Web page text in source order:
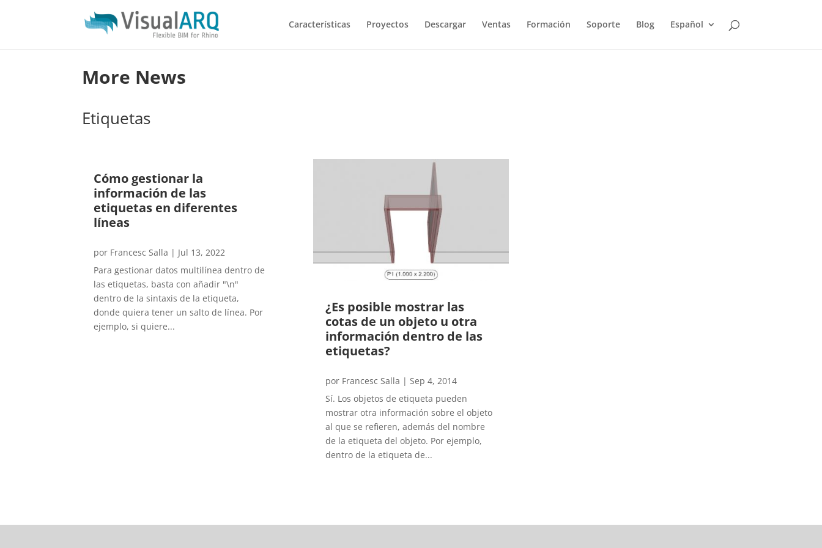
Características Proyectos Descargar Ventas Formación Soporte Blog Español
More News
Etiquetas
Cómo gestionar la
información de las
etiquetas en diferentes
líneas
por Francesc Salla | Jul 13, 2022
Para gestionar datos multilínea dentro de
las etiquetas, basta con añadir "\n"
dentro de la sintaxis de la etiqueta,
donde quiera tener un salto de línea. Por
ejemplo, si quiere...
¿Es posible mostrar las
cotas de un objeto u otra
información dentro de las
etiquetas?
por Francesc Salla | Sep 4, 2014
Sí. Los objetos de etiqueta pueden
mostrar otra información sobre el objeto
al que se refieren, además del nombre
de la etiqueta del objeto. Por ejemplo,
dentro de la etiqueta de...